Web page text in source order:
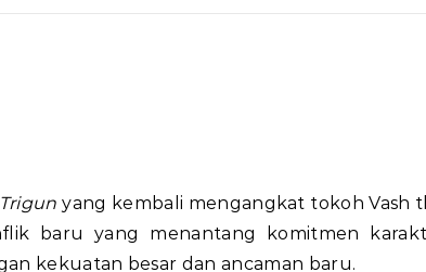
Trigun yang kembali mengangkat tokoh Vash
baru yang menantang komitmen
kekuatan besar dan ancaman baru.